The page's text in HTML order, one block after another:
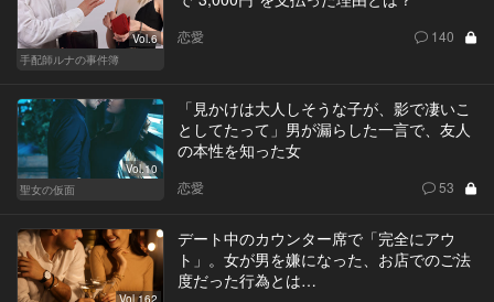
Vol.6
手配師ルナの事件簿
恋愛 140
Vol.10
聖女の仮面
「見かけは大人しそうな子が、影で凄いこ
としてたって」男が漏らした一言で、友人
の本性を知った女
恋愛 53
Vol.162
デート中のカウンター席で「完全にアウ
ト」。女が男を嫌になった、お店でのご法
度だった行為とは…